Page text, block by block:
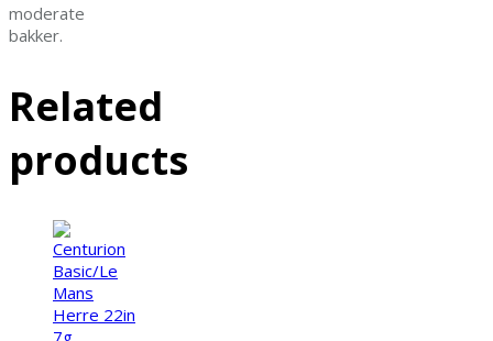
moderate
bakker.
Related
products